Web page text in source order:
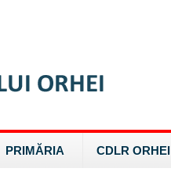
PRIMĂRIA CDLR ORHEI